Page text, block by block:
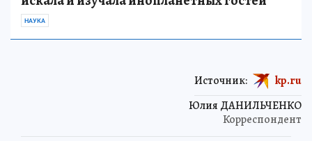
НАУКА
Юлия ДАНИЛЬЧЕНКО
Корреспондент
Источник: kp.ru